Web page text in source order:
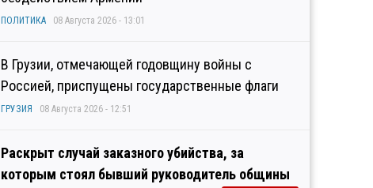
ПОЛИТИКА 08 Августа 2026 - 13:01
В Грузии, отмечающей годовщину войны с
Россией, приспущены государственные флаги
ГРУЗИЯ 08 Августа 2026 - 12:51
Раскрыт случай заказного убийства, за
которым стоял бывший руководитель общины